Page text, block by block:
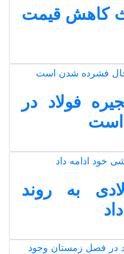
کاهش قیمت
فولاد در
است
به روند